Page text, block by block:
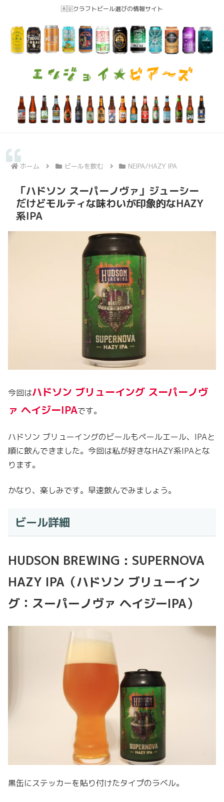
🇦🇺クラフトビール選びの情報サイト
ホーム ビールを飲む NEIPA/HAZY IPA
「ハドソン スーパーノヴァ」ジューシー
だけどモルティな味わいが印象的なHAZY
系IPA
今回はハドソン ブリューイング スーパーノヴ
ァ ヘイジーIPAです。
ハドソン ブリューイングのビールもペールエール、IPAと
順に飲んできました。今回は私が好きなHAZY系IPAとな
ります。
かなり、楽しみです。早速飲んでみましょう。
ビール詳細
HUDSON BREWING : SUPERNOVA
HAZY IPA（ハドソン ブリューイン
グ：スーパーノヴァ ヘイジーIPA）
黒缶にステッカーを貼り付けたタイプのラベル。